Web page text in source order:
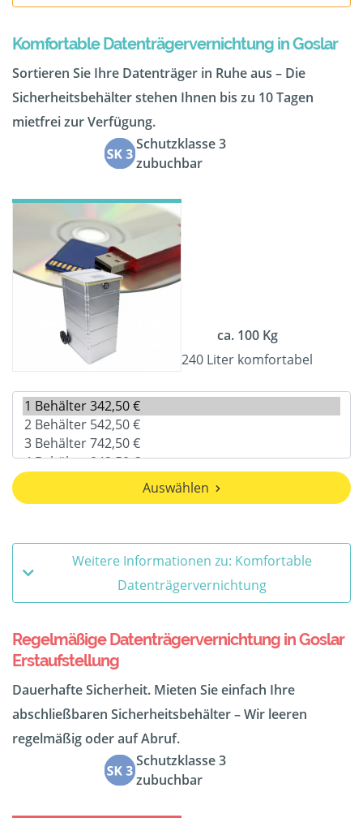
Komfortable Datenträgervernichtung in Goslar
Sortieren Sie Ihre Datenträger in Ruhe aus – Die
Sicherheitsbehälter stehen Ihnen bis zu 10 Tagen
mietfrei zur Verfügung.
Schutzklasse 3
zubuchbar
ca. 100 Kg
240 Liter komfortabel
Auswählen
Weitere Informationen zu: Komfortable
Datenträgervernichtung
Regelmäßige Datenträgervernichtung in Goslar
Erstaufstellung
Dauerhafte Sicherheit. Mieten Sie einfach Ihre
abschließbaren Sicherheitsbehälter – Wir leeren
regelmäßig oder auf Abruf.
Schutzklasse 3
zubuchbar